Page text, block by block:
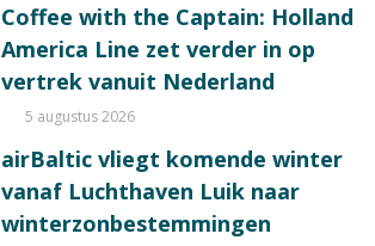
Coffee with the Captain: Holland
America Line zet verder in op
vertrek vanuit Nederland
5 augustus 2026
airBaltic vliegt komende winter
vanaf Luchthaven Luik naar
winterzonbestemmingen